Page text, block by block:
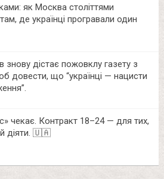
як Москва століттями
де українці програвали один
знову дістає пожовклу газету з
довести, що “українці — нацисти
чекає. Контракт 18–24 — для тих,
діяти. 🇺🇦